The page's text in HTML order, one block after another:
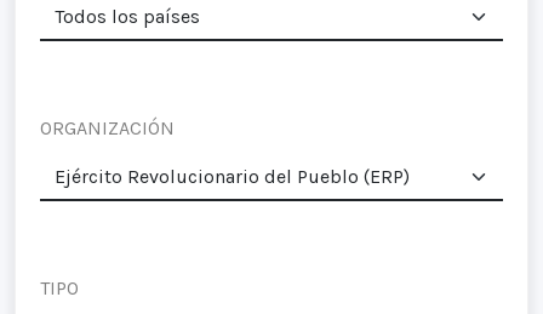
ORGANIZACIÓN
TIPO